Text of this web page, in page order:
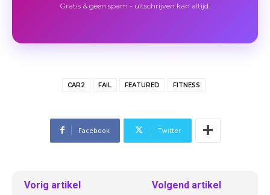
Gratis & geen spam - uitschrijven kan altijd.
CAR2 FAIL FEATURED FITNESS
Facebook Twitter
Vorig artikel Volgend artikel